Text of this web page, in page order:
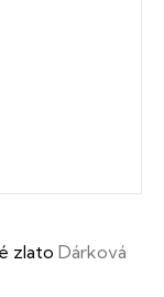
zlato Dárková